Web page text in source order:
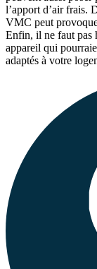
l’apport d’air frais.
VMC peut
Enfin, il ne faut pas
appareil qui
adaptés à votre